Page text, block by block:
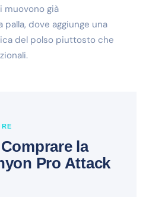
muovono già
dove aggiunge una
del polso piuttosto che
la
Pro Attack